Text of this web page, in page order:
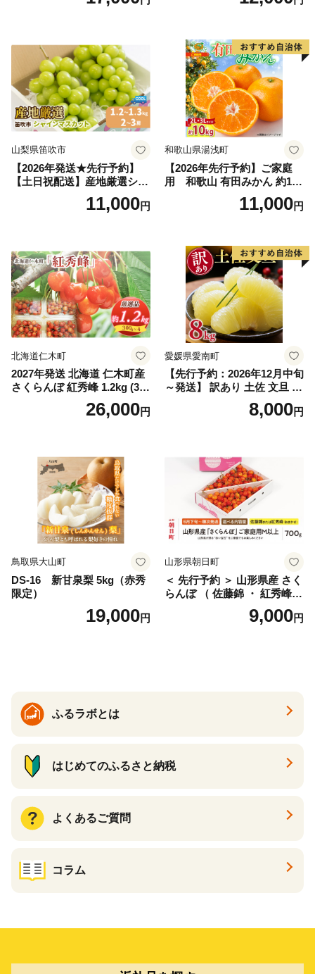
果肉 長野県産 小諸市
山梨県笛吹市
【2026年発送★先行予約】
【土日祝配送】産地厳選シャ
インマスカット1.2kg～1.3kg
（2房～3房）※沖縄・離島配
笛吹市 山梨県 フルーツ 果物
ぶどう 葡萄 大粒 シャインマ
スカット おすすめ シャイン
マスカット 贈答 ギフト 産地
笛吹市 シャインマスカット
笛吹 葡萄 国産 ぶどう 人気
国産 1.2kg 先行｜
11,000円
和歌山県湯浅町
【2026年先行予約】ご家庭
用 和歌山 有田みかん 約10k
g (2L、3Lサイズ)【湯浅町】
11,000円
北海道仁木町
2027年発送 北海道 仁木町産
さくらんぼ 紅秀峰 1.2kg (300
g×4パック) Lサイズ以上 旬
桜桃 産地直送 サクランボ チ
26,000円
愛媛県愛南町
【先行予約：2026年12月中旬
～発送】 訳あり 土佐 文旦 8k
g (Mサイズ以上サイズミック
ス) 8000円 わけあり ぶんた
産 農家直送 期間限定 特産品
サイズミックス くらもとフ
ァーム 愛南町 愛媛県
8,000円
鳥取県大山町
DS-16 新甘泉梨 5kg（赤秀
限定）
19,000円
山形県朝日町
＜ 先行予約 ＞ 山形県産 さく
らんぼ （ 佐藤錦 ・ 紅秀峰
） ご家庭用 M以上 700g 【20
26年6月下旬から7月上旬発
9,000円
ふるラボとは
はじめてのふるさと納税
よくあるご質問
コラム